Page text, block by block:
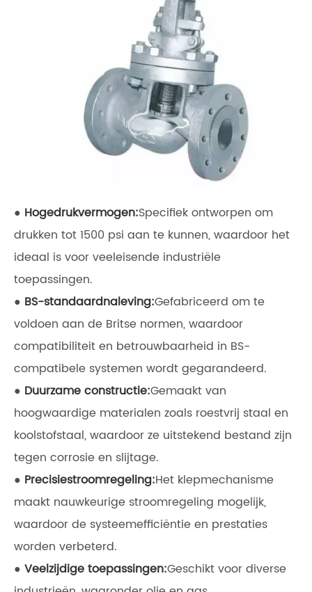
● Hogedrukvermogen:Specifiek ontworpen om
drukken tot 1500 psi aan te kunnen, waardoor het
ideaal is voor veeleisende industriële
toepassingen.
● BS-standaardnaleving:Gefabriceerd om te
voldoen aan de Britse normen, waardoor
compatibiliteit en betrouwbaarheid in BS-
compatibele systemen wordt gegarandeerd.
● Duurzame constructie:Gemaakt van
hoogwaardige materialen zoals roestvrij staal en
koolstofstaal, waardoor ze uitstekend bestand zijn
tegen corrosie en slijtage.
● Precisiestroomregeling:Het klepmechanisme
maakt nauwkeurige stroomregeling mogelijk,
waardoor de systeemefficiëntie en prestaties
worden verbeterd.
● Veelzijdige toepassingen:Geschikt voor diverse